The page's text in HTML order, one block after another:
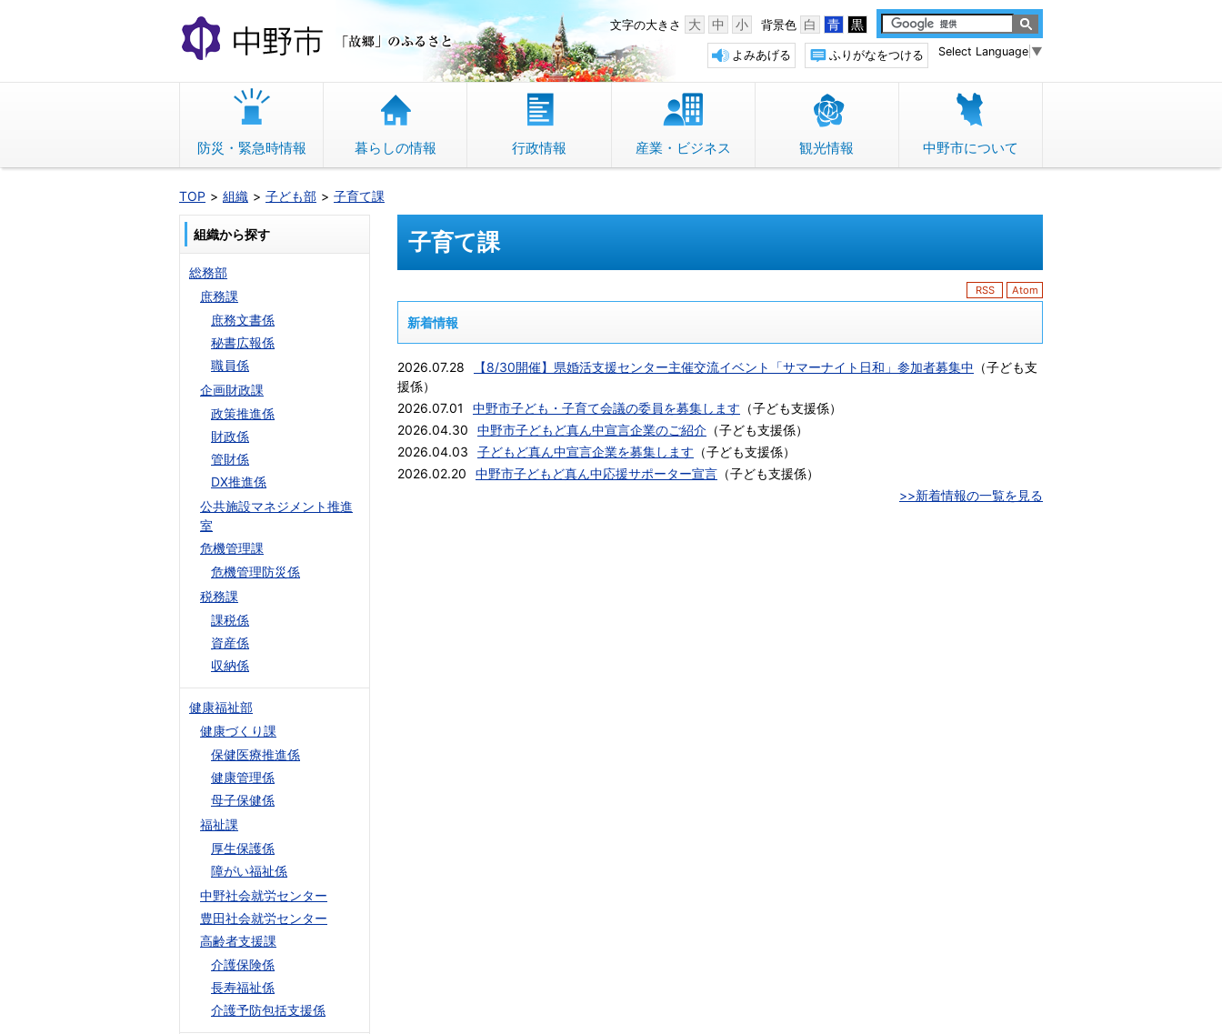
文
へ
動
中野市 「故郷」のふるさと 背景色 白 青 黒
文字の大きさ 大 中 小
Select Language ▼
ふりがなをつける
よみあげる
防災・緊急時情報 暮らしの情報 行政情報 産業・ビジネス 観光情報 中野市について
TOP 組織 子ども部 子育て課
子育て課
RSS Atom
新着情報
2026.07.28 【8/30開催】県婚活支援センター主催交流イベント「サマーナイト日和」参加者募集中 （子ども支
援係）
2026.07.01
中野市子ども・子育て会議の委員を募集します （子ども支援係）
2026.04.30
中野市子どもど真ん中宣言企業のご紹介 （子ども支援係）
2026.04.03
子どもど真ん中宣言企業を募集します （子ども支援係）
2026.02.20
中野市子どもど真ん中応援サポーター宣言 （子ども支援係）
>>新着情報の一覧を見る
組織から探す
総務部
庶務課
庶務文書係
秘書広報係
職員係
企画財政課
政策推進係
財政係
管財係
DX推進係
公共施設マネジメント推進
室
危機管理課
危機管理防災係
税務課
課税係
資産係
収納係
健康福祉部
健康づくり課
保健医療推進係
健康管理係
母子保健係
福祉課
厚生保護係
障がい福祉係
中野社会就労センター
豊田社会就労センター
高齢者支援課
介護保険係
長寿福祉係
介護予防包括支援係